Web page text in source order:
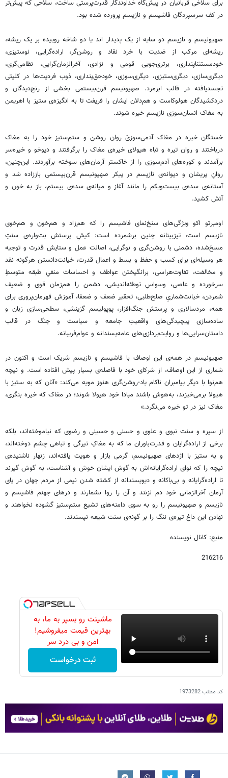
برای سلاخی قربانیان در پیش‌گاه خداوندگار قدرت‌پرستی ساخت، سلاحی که پیش‌تر
در کف سرسپردگان فاشیسم و نازیسم پرورده شده بود.
صهیونیسم و نازیسم دو سایه از یک پدیدار اند یا دو شاخه روییده بر یک ریشه،
ریشه‌ای مرکب از ضدیت با خرد نقاد و روشن‌گر، اراده‌گرایی، نوستیزی،
خودمستثناپنداری، برتری‌جویی قومی و نژادی، آخرالزمان‌گرایی، نظامی‌گری،
دیگری‌سازی، دیگری‌ستیزی، دیگری‌سوزی، خودحق‌پنداری، ذوب فردیت‌ها در کلیتی
تجسدیافته در قالب ابرمرد. صهیونیسم قرن‌بیستمی بخشی از رنج‌دیدگان و
دردکشیدگان هولوکاست و هم‌دلان ایشان را فریفت تا به انگیزه‌ی ستیز با اهریمن
به مغاک انسان‌سوزی نازیسم خیره شوند.
خستگان خیره در مغاک آدمی‌سوزیْ روان روشن و ستم‌ستیز خود را به مغاک
درباختند و روان تیره و تباه هیولای خیره‌ی مغاک را برگرفتند و دیوخو و خیره‌سر
برآمدند و کوره‌های آدم‌سوزی را از خاکستر آرمان‌های سوخته برآوردند. این‌چنین،
روانِ پریشان و دیوانه‌ی نازیسم در پیکر صهیونیسم قرن‌بیستمی باززاده شد و
آستانه‌ی سده‌ی بیست‌ویکم را مانند آغاز و میانه‌ی سده‌ی بیستم، باز به خون و
آتش کشید.
اومبرتو اکو ویژگی‌های سنخ‌نمای فاشیسم را که هم‌زاد و هم‌خون و هم‌خوی
نازیسم است، تیزبینانه چنین برشمرده است: کیشِ پرستش بت‌واره‌ی سنتِ
مسخ‌شده‌، دشمنی با روشن‌گری و نوگرایی، اصالت عمل و ستایش قدرت و توجیه
هر وسیله‌ای برای کسب و حفظ و بسط و اعمال قدرت، خیانت‌دانستن هرگونه نقد
و مخالفت، تفاوت‌هراسی، برانگیختن عواطف و احساسات منفیِ طبقه متوسطِ
سرخورده و عاصی، وسواسِ توطئه‌اندیشی، دشمن را هم‌زمان قوی و ضعیف
شمردن، خیانت‌شماریِ صلح‌طلبی، تحقیر ضعف و ضعفا، آموزش قهرمان‌پروری برای
همه، مردسالاری و پرستش جنگ‌افزار، پوپولیسم گزینشی، سطحی‌سازی زبان و
ساده‌سازی پیچیدگی‌های واقعیتِ جامعه و سیاست و جنگ در قالب
داستان‌سرایی‌ها و روایت‌پردازی‌های عامه‌پسندانه و عوام‌فریبانه.
صهیونیسم در همه‌ی این اوصاف با فاشیسم و نازیسم شریک است و اکنون در
شماری از این اوصاف، از شرکای خود با فاصله‌ی بسیار پیش افتاده است. و نیچه
هم‌نوا با دیگر پیامبران ناکام پاد-روشن‌گری هنوز مویه می‌کند: «آنان که به ستیز با
هیولا برمی‌خیزند، به‌هوش باشند مبادا خود هیولا شوند؛ در مغاک که خیره بنگری،
مغاک نیز در تو خیره می‌نگرد.»
از سیره و سنت نبوی و علوی و حسنی و حسینی و رضوی که نیاموخته‌اند، بلکه
برخی از اراده‌گرایان و قدرت‌باوران ما که به مغاکِ تیرگی و تباهی چشم دوخته‌اند،
و به ستیز با اژدهای صهیونیسم، گرمی بازار و هویت یافته‌اند، زنهار ناشنیده‌ی
نیچه را که نوای اراده‌گرایانه‌اش به گوش ایشان خوش و آشناست، به گوش گیرند
تا اراده‌گرایانه و بی‌باکانه و دیوپسندانه از کشته شدن نیمی از مردم جهان در پای
آرمان آخرالزمانی خود دم نزنند و آن را روا نشمارند و درهای جهنم فاشیسم و
نازیسم و صهیونیسم را رو به سوی دامنه‌های تشیع ستم‌ستیز گشوده نخواهند و
نهادن این داغ تیره‌ی ننگ را بر گونه‌ی سنت شیعه نپسندند.
منبع: کانال نویسنده
216216
ماشینت رو بسپر به ما، به
بهترین قیمت میفروشیم!
امن و بی درد سر
ثبت درخواست
کد مطلب1973282